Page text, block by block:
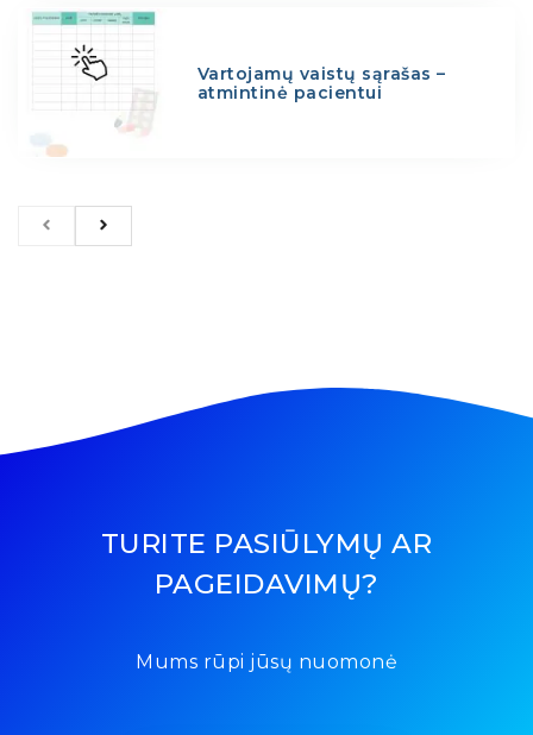
Vartojamų vaistų sąrašas –
atmintinė pacientui
TURITE PASIŪLYMŲ AR
PAGEIDAVIMŲ?
Mums rūpi jūsų nuomonė